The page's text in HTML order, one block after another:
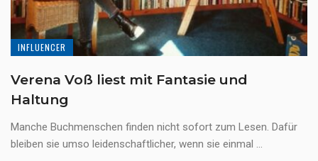
INFLUENCER
Verena Voß liest mit Fantasie und
Haltung
Manche Buchmenschen finden nicht sofort zum Lesen. Dafür
bleiben sie umso leidenschaftlicher, wenn sie einmal ...